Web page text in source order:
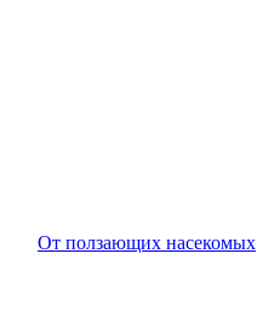
От ползающих насекомых